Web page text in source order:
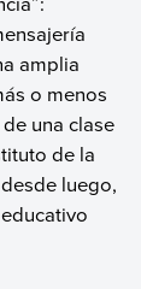
amplia
o menos
una clase
de la
luego,